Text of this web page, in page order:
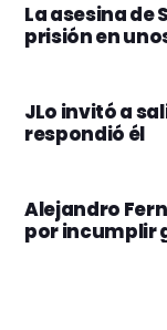
La asesina de
prisión en
JLo invitó a
respondió él
Alejandro
por incumplir